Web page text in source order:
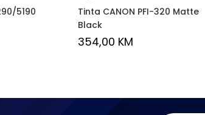
5190
Tinta CANON PFI-320 Matte
Black
354,00 KM